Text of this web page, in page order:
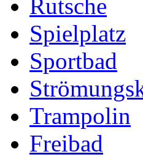
Rutsche
Spielplatz
Sportbad
Trampolin
Freibad